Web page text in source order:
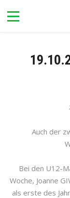
Auch der
Bei den U12-
Woche, Joanne
als erste des